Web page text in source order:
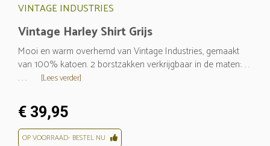
VINTAGE INDUSTRIES
Vintage Harley Shirt Grijs
Mooi en warm overhemd van Vintage Industries, gemaakt
van 100% katoen. 2 borstzakken verkrijgbaar in de maten:. . .
. . .
[Lees verder]
€ 39,95
OP VOORRAAD- BESTEL NU